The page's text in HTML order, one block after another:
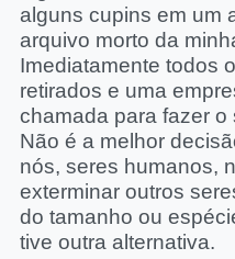
alguns cupins em um
arquivo morto da
Imediatamente todos
retirados e uma
chamada para fazer
Não é a melhor
nós, seres humanos,
exterminar outros
do tamanho ou
tive outra alternativa.